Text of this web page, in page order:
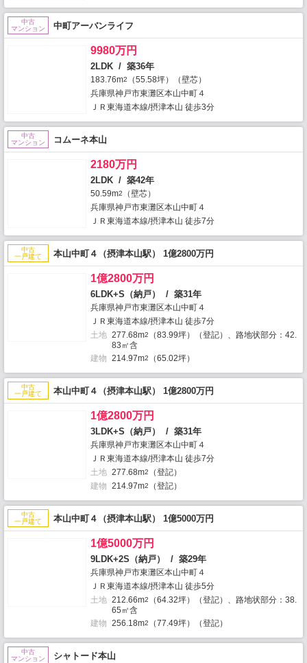
中古
マンション
中町アーバンライフ
9980万円
2LDK / 築36年
183.76m2
（55.58坪）（壁芯）
兵庫県神戸市東灘区本山中町４
ＪＲ東海道本線/摂津本山 徒歩3分
中古
マンション
コムーネ本山
2180万円
2LDK / 築42年
50.59m2
（壁芯）
兵庫県神戸市東灘区本山中町４
ＪＲ東海道本線/摂津本山 徒歩7分
中古
一戸建て
本山中町４（摂津本山駅） 1億2800万円
1億2800万円
6LDK+S（納戸） / 築31年
兵庫県神戸市東灘区本山中町４
ＪＲ東海道本線/摂津本山 徒歩7分
土地 277.68m2
（83.99坪）（登記）、路地状部分：42.
83㎡含
建物 214.97m2 （65.02坪）
中古
一戸建て
本山中町４（摂津本山駅） 1億2800万円
1億2800万円
3LDK+S（納戸） / 築31年
兵庫県神戸市東灘区本山中町４
ＪＲ東海道本線/摂津本山 徒歩7分
土地 277.68m2
（登記）
建物 214.97m2 （登記）
中古
一戸建て
本山中町４（摂津本山駅） 1億5000万円
1億5000万円
9LDK+2S（納戸） / 築29年
兵庫県神戸市東灘区本山中町４
ＪＲ東海道本線/摂津本山 徒歩5分
土地 212.66m2
（64.32坪）（登記）、路地状部分：38.
65㎡含
建物 256.18m2 （77.49坪）（登記）
中古
マンション
シャトード本山